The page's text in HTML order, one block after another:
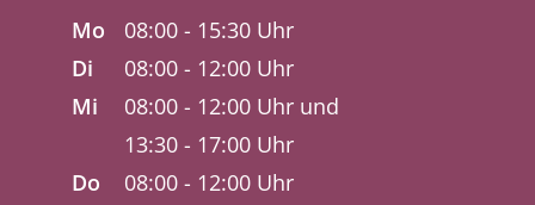
Mo
08:00 - 15:30 Uhr
Di
08:00 - 12:00 Uhr
Mi
08:00 - 12:00 Uhr und
13:30 - 17:00 Uhr
Do
08:00 - 12:00 Uhr